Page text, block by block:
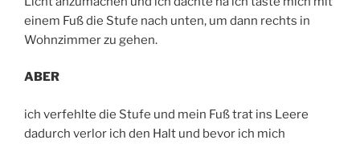
einem Fuß die Stufe nach unten, um dann rechts in
Wohnzimmer zu gehen.
ABER
ich verfehlte die Stufe und mein Fuß trat ins Leere
dadurch verlor ich den Halt und bevor ich mich